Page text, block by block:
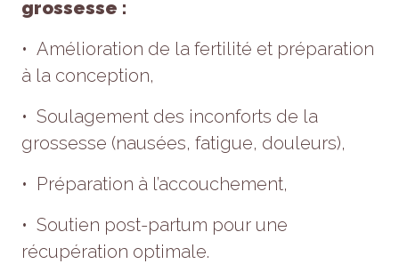
grossesse :
• Amélioration de la fertilité et préparation
à la conception,
• Soulagement des inconforts de la
grossesse (nausées, fatigue, douleurs),
• Préparation à l’accouchement,
• Soutien post-partum pour une
récupération optimale.